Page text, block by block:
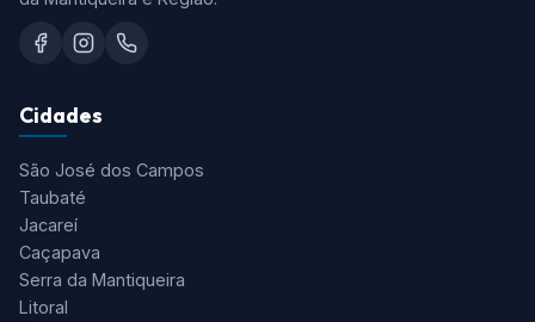
Cidades
São José dos Campos
Taubaté
Jacareí
Caçapava
Serra da Mantiqueira
Litoral